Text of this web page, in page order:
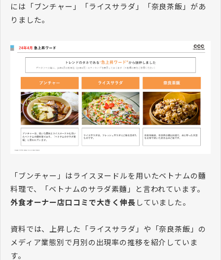
には「ブンチャー」「ライスサラダ」「奈良茶飯」があ
りました。
「ブンチャー」はライスヌードルを用いたベトナムの麵
料理で、「ベトナムのサラダ素麵」と言われています。
外食オーナー店口コミで大きく伸長していました。
資料では、上昇した「ライスサラダ」や「奈良茶飯」の
メディア業態別で月別の出現率の推移を紹介していま
す。